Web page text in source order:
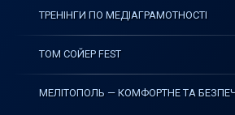
ТРЕНІНГИ ПО МЕДІАГРАМОТНОСТІ
ТОМ СОЙЕР FEST
МЕЛІТОПОЛЬ — КОМФОРТНЕ ТА